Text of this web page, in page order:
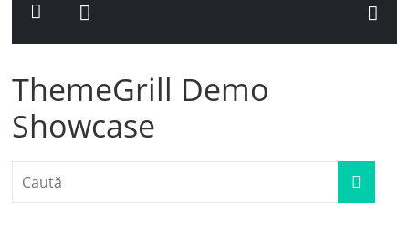
ThemeGrill Demo
Showcase